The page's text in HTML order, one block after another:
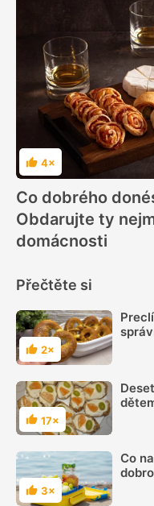
Hodnocení
4×
Co dobrého
Obdarujte ty
domácnosti
Přečtěte si
Hodnocení
2×
Hodnocení
17×
Hodnocení
3×
Co